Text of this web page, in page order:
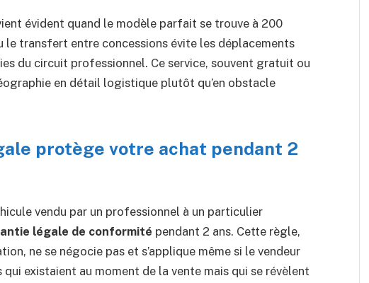
évident quand le modèle parfait se trouve à 200
le transfert entre concessions évite les déplacements
du circuit professionnel. Ce service, souvent gratuit ou
en détail logistique plutôt qu’en obstacle
protège votre achat pendant 2
vendu par un professionnel à un particulier
légale de conformité pendant 2 ans. Cette règle,
ne se négocie pas et s’applique même si le vendeur
qui existaient au moment de la vente mais qui se révèlent